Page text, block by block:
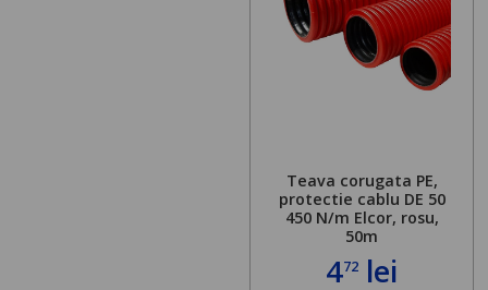
Teava corugata PE,
protectie cablu DE 50
450 N/m Elcor, rosu,
50m
472 lei